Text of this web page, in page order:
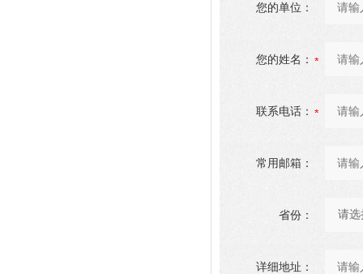
您的单位：
您的姓名：
联系电话：
常用邮箱：
省份：
详细地址：